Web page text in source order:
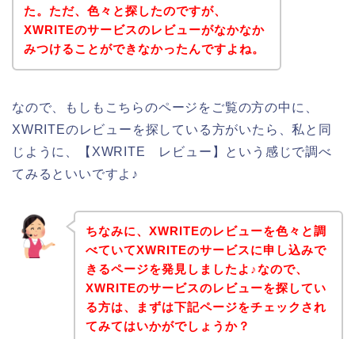
た。ただ、色々と探したのですが、
XWRITEのサービスのレビューがなかなか
みつけることができなかったんですよね。
なので、もしもこちらのページをご覧の方の中に、
XWRITEのレビューを探している方がいたら、私と同
じように、【XWRITE レビュー】という感じで調べ
てみるといいですよ♪
ちなみに、XWRITEのレビューを色々と調
べていてXWRITEのサービスに申し込みで
きるページを発見しましたよ♪なので、
XWRITEのサービスのレビューを探してい
る方は、まずは下記ページをチェックされ
てみてはいかがでしょうか？